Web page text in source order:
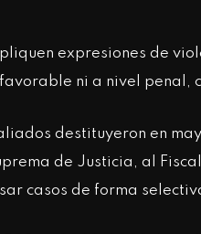
expresiones de
ni a nivel penal,
destituyeron en
de Justicia, al
casos de forma